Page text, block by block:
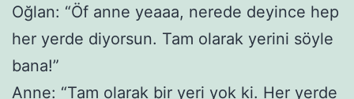
Oğlan: “Öf anne yeaaa, nerede deyince hep
her yerde diyorsun. Tam olarak yerini söyle
bana!”
Anne: “Tam olarak bir yeri yok ki. Her yerde